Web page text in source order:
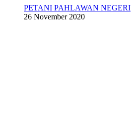
PETANI PAHLAWAN NEGERI
26 November 2020